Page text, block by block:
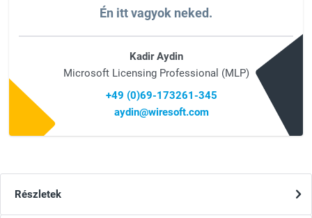
Én itt vagyok neked.
Kadir Aydin
Microsoft Licensing Professional (MLP)
+49 (0)69-173261-345
aydin@wiresoft.com
Részletek